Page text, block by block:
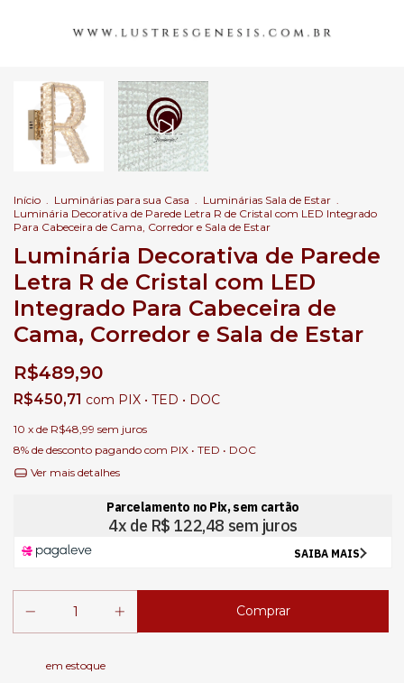
Início . Luminárias para sua Casa . Luminárias Sala de Estar .
Luminária Decorativa de Parede Letra R de Cristal com LED Integrado
Para Cabeceira de Cama, Corredor e Sala de Estar
Luminária Decorativa de Parede
Letra R de Cristal com LED
Integrado Para Cabeceira de
Cama, Corredor e Sala de Estar
R$489,90
R$450,71 com PIX • TED • DOC
10 x de R$48,99 sem juros
8% de desconto pagando com PIX • TED • DOC
Ver mais detalhes
em estoque